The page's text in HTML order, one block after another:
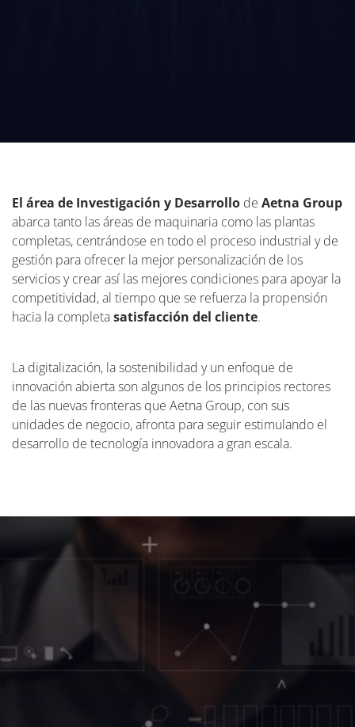
El área de Investigación y Desarrollo de Aetna Group
abarca tanto las áreas de maquinaria como las plantas
completas, centrándose en todo el proceso industrial y de
gestión para ofrecer la mejor personalización de los
servicios y crear así las mejores condiciones para apoyar la
competitividad, al tiempo que se refuerza la propensión
hacia la completasatisfacción del cliente.
La digitalización, la sostenibilidad y un enfoque de
innovación abierta son algunos de los principios rectores
de las nuevas fronteras que Aetna Group, con sus
unidades de negocio, afronta para seguir estimulando el
desarrollo de tecnología innovadora a gran escala.